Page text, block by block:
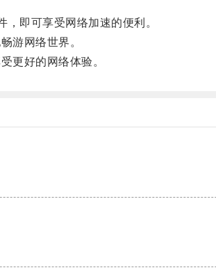
即可享受网络加速的便利。
游网络世界。
更好的网络体验。